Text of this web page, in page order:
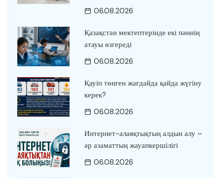
06.08.2026
Қазақстан мектептерінде екі пәннің
атауы өзгереді
06.08.2026
Қауіп төнген жағдайда қайда жүгіну
керек?
06.08.2026
Интернет-алаяқтықтың алдын алу –
әр азаматтың жауапкершілігі
06.08.2026